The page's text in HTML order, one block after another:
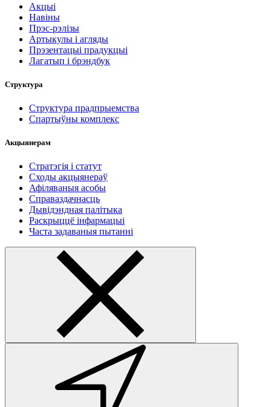
Акцыі
Навіны
Прэс-рэлізы
Артыкулы і агляды
Прэзентацыі прадукцыі
Лагатып і брэндбук
Структура
Структура прадпрыемства
Спартыўны комплекс
Акцыянерам
Стратэгія і статут
Сходы акцыянераў
Афіляваныя асобы
Справаздачнасць
Дывідэндная палітыка
Раскрыццё інфармацыі
Часта задаваныя пытанні